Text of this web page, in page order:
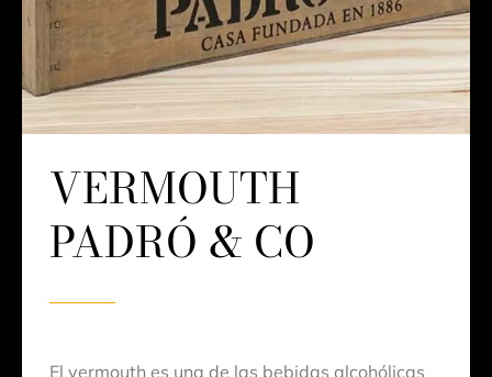
VERMOUTH
PADRÓ & CO
El vermouth es una de las bebidas alcohólicas